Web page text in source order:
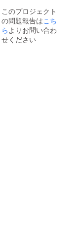
このプロジェクト
の問題報告はこち
ら よりお問い合わ
せください